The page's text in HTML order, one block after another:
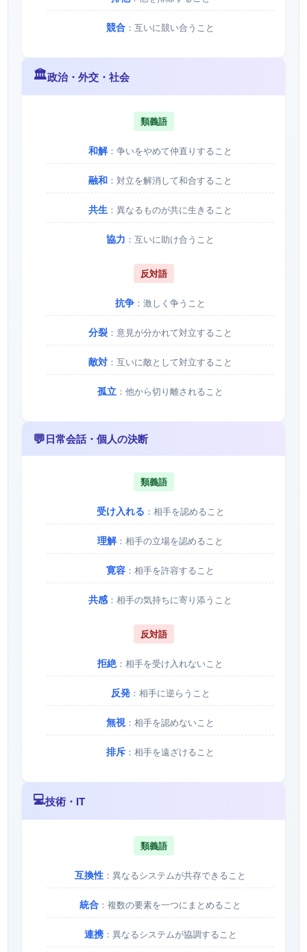
競合 ：互いに競い合うこと
🏛️政治・外交・社会
類義語
和解：争いをやめて仲直りすること
融和 ：対立を解消して和合すること
共生 ：異なるものが共に生きること
協力 ：互いに助け合うこと
反対語
抗争 ：激しく争うこと
分裂 ：意見が分かれて対立すること
敵対 ：互いに敵として対立すること
孤立 ：他から切り離されること
💬日常会話・個人の決断
類義語
受け入れる ：相手を認めること
理解：相手の立場を認めること
寛容 ：相手を許容すること
共感 ：相手の気持ちに寄り添うこと
反対語
拒絶：相手を受け入れないこと
反発：相手に逆らうこと
無視 ：相手を認めないこと
排斥 ：相手を遠ざけること
💻技術・IT
類義語
互換性 ：異なるシステムが共存できること
統合 ：複数の要素を一つにまとめること
連携：異なるシステムが協調すること